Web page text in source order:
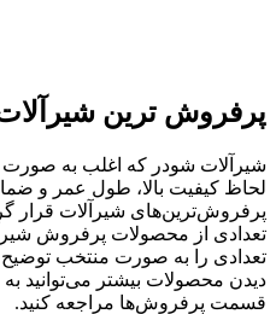
پرفروش ترین
شیرآلات شودر که اغلب به صورت
لحاظ کیفیت بالا، طول عمر و
پرفروش‌ترین‌های شیرآلات قرار
تعدادی از محصولات پرفروش
تعدادی را به صورت منتخب
دیدن محصولات بیشتر می‌توانید
قسمت پرفروش‌ها مراجعه کنید.